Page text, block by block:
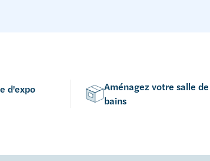
d'expo
Aménagez votre salle de
bains